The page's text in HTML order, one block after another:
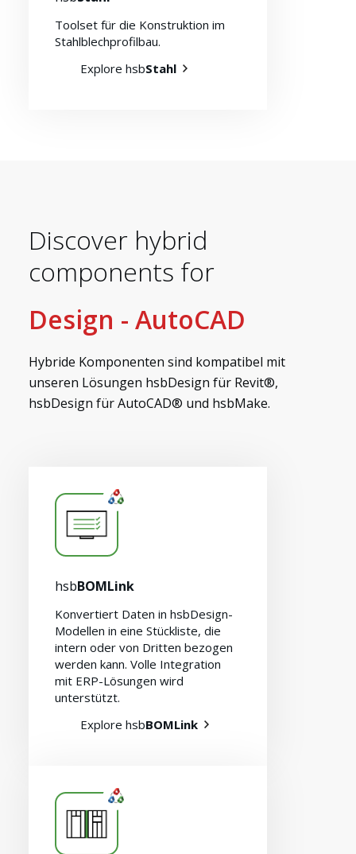
Myhsbcad
Toolset für die Konstruktion im
Stahlblechprofilbau.
Explore hsbStahl
Discover hybrid
components for
Design - AutoCAD
Hybride Komponenten sind kompatibel mit
unseren Lösungen hsbDesign für Revit®,
hsbDesign für AutoCAD® und hsbMake.
hsbBOMLink
Konvertiert Daten in hsbDesign-
Modellen in eine Stückliste, die
intern oder von Dritten bezogen
werden kann. Volle Integration
mit ERP-Lösungen wird
unterstützt.
Explore hsbBOMLink